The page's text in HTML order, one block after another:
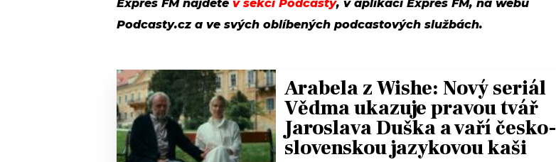
Expres FM najdete v sekci Podcasty, v aplikaci Expres FM, na webu
Podcasty.cz a ve svých oblíbených podcastových službách.
Arabela z Wishe: Nový seriál
Vědma ukazuje pravou tvář
Jaroslava Duška a vaří česko-
slovenskou jazykovou kaši